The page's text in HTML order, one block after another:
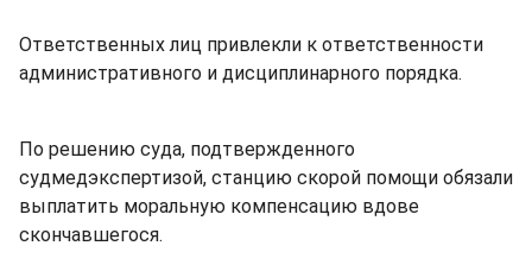
Ответственных лиц привлекли к ответственности
административного и дисциплинарного порядка.
По решению суда, подтвержденного
судмедэкспертизой, станцию скорой помощи обязали
выплатить моральную компенсацию вдове
скончавшегося.